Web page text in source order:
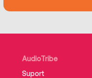
AudioTribe
Suport